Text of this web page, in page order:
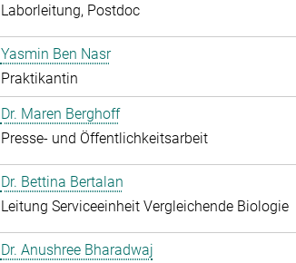
Laborleitung, Postdoc
Yasmin Ben Nasr
Praktikantin
Dr. Maren Berghoff
Presse- und Öffentlichkeitsarbeit
Dr. Bettina Bertalan
Leitung Serviceeinheit Vergleichende Biologie
Dr. Anushree Bharadwaj